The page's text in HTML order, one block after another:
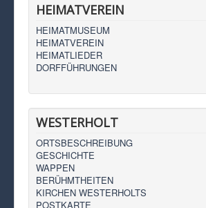
HEIMATVEREIN
HEIMATMUSEUM
HEIMATVEREIN
HEIMATLIEDER
DORFFÜHRUNGEN
WESTERHOLT
ORTSBESCHREIBUNG
GESCHICHTE
WAPPEN
BERÜHMTHEITEN
KIRCHEN WESTERHOLTS
POSTKARTE